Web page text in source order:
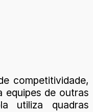
competitividade,
equipes de outras
utiliza quadras